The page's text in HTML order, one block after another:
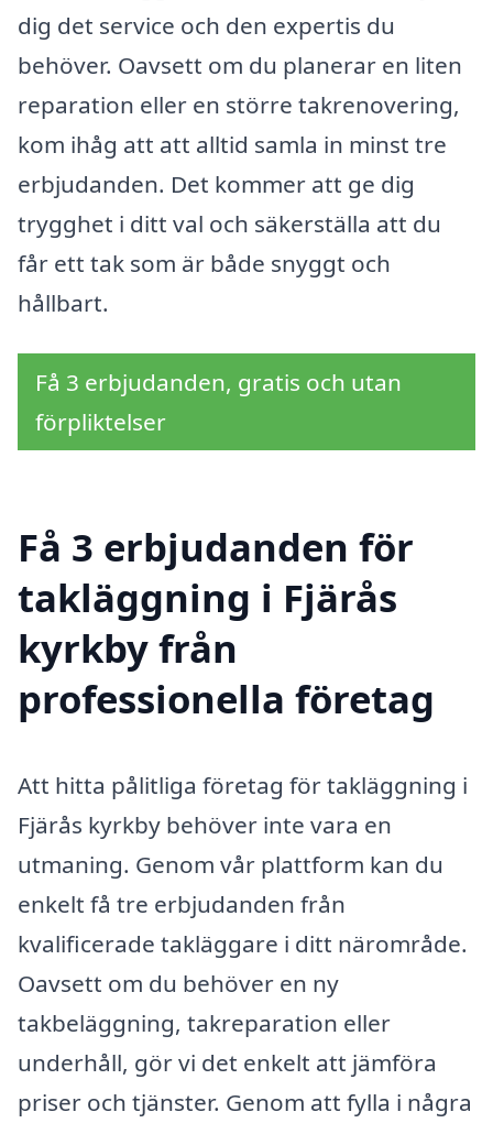
dig det service och den expertis du
behöver. Oavsett om du planerar en liten
reparation eller en större takrenovering,
kom ihåg att att alltid samla in minst tre
erbjudanden. Det kommer att ge dig
trygghet i ditt val och säkerställa att du
får ett tak som är både snyggt och
hållbart.
Få 3 erbjudanden, gratis och utan
förpliktelser
Få 3 erbjudanden för
takläggning i Fjärås
kyrkby från
professionella företag
Att hitta pålitliga företag för takläggning i
Fjärås kyrkby behöver inte vara en
utmaning. Genom vår plattform kan du
enkelt få tre erbjudanden från
kvalificerade takläggare i ditt närområde.
Oavsett om du behöver en ny
takbeläggning, takreparation eller
underhåll, gör vi det enkelt att jämföra
priser och tjänster. Genom att fylla i några